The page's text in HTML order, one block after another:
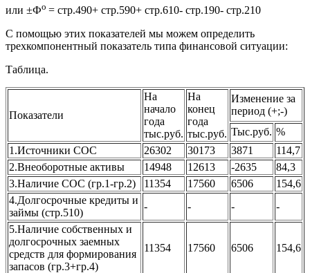
или ±Фо = стр.490+ стр.590+ стр.610- стр.190- стр.210
С помощью этих показателей мы можем определить
трехкомпонентный показатель типа финансовой ситуации:
Таблица.
Показатели
На
начало
года
тыс.руб.
На
конец
года
тыс.руб.
Изменение за
период (+;-)
Тыс.руб. %
1.Источники СОС
26302 30173 3871
114,7
2.Внеоборотные активы
14948 12613 -2635
84,3
3.Наличие СОС (гр.1-гр.2)
11354 17560 6506
154,6
4.Долгосрочные кредиты и
займы (стр.510)
- - -
-
5.Наличие собственных и
долгосрочных заемных
средств для формирования
запасов (гр.3+гр.4)
11354 17560 6506 154,6